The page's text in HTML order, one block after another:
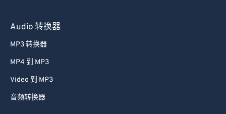
Audio 转换器
MP3 转换器
MP4 到 MP3
Video 到 MP3
音频转换器